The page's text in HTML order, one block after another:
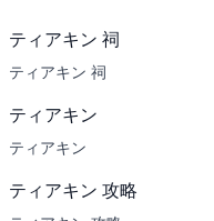
ティアキン 祠
ティアキン 祠
ティアキン
ティアキン
ティアキン 攻略